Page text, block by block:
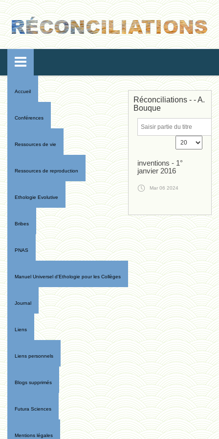
Accueil
Conférences
Ressources de vie
Ressources de reproduction
Ethologie Evolutive
Bribes
PNAS
Manuel Universel d'Ethologie pour les Collèges
Journal
Liens
Liens personnels
Blogs supprimés
Futura Sciences
Mentions légales
Réconciliations - - A.
Bouque
inventions - 1°
janvier 2016
Mar 06 2024